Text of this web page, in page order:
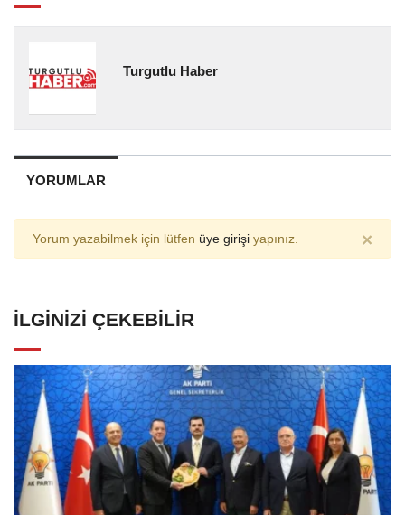
Turgutlu Haber
YORUMLAR
Yorum yazabilmek için lütfen üye girişi yapınız. ×
İLGINIZI ÇEKEBILIR